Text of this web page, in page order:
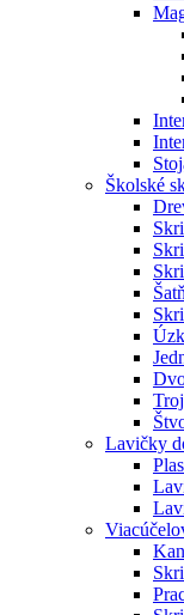
Školské
Lavičky